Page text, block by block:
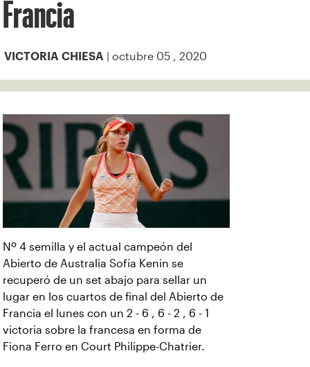
Francia
VICTORIA CHIESA | octubre 05 , 2020
Nº 4 semilla y el actual campeón del
Abierto de Australia Sofía Kenin se
recuperó de un set abajo para sellar un
lugar en los cuartos de final del Abierto de
Francia el lunes con un 2 - 6 , 6 - 2 , 6 - 1
victoria sobre la francesa en forma de
Fiona Ferro en Court Philippe-Chatrier.